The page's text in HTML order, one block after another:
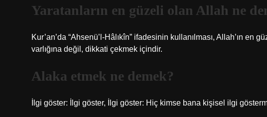
Yaratanların en güzeli olan Allah ne
Kur’an’da “Ahsenü’l-Hâlıkîn” ifadesinin kullanılması, Allah’ın en
varlığına değil, dikkati çekmek içindir.
Alaka etmek ne demek?
İlgi göster: İlgi göster, İlgi göster: Hiç kimse bana kişisel ilgi